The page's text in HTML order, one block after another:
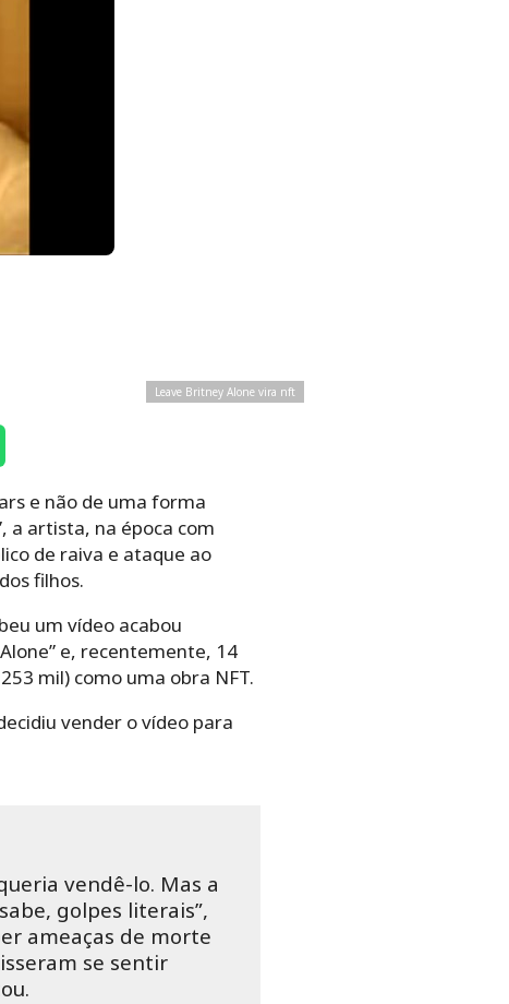
Leave Britney Alone vira nft
e não de uma forma
a artista, na época com
de raiva e ataque ao
filhos.
um vídeo acabou
e, recentemente, 14
mil) como uma obra NFT.
vender o vídeo para
vendê-lo. Mas a
golpes literais”,
ameaças de morte
se sentir